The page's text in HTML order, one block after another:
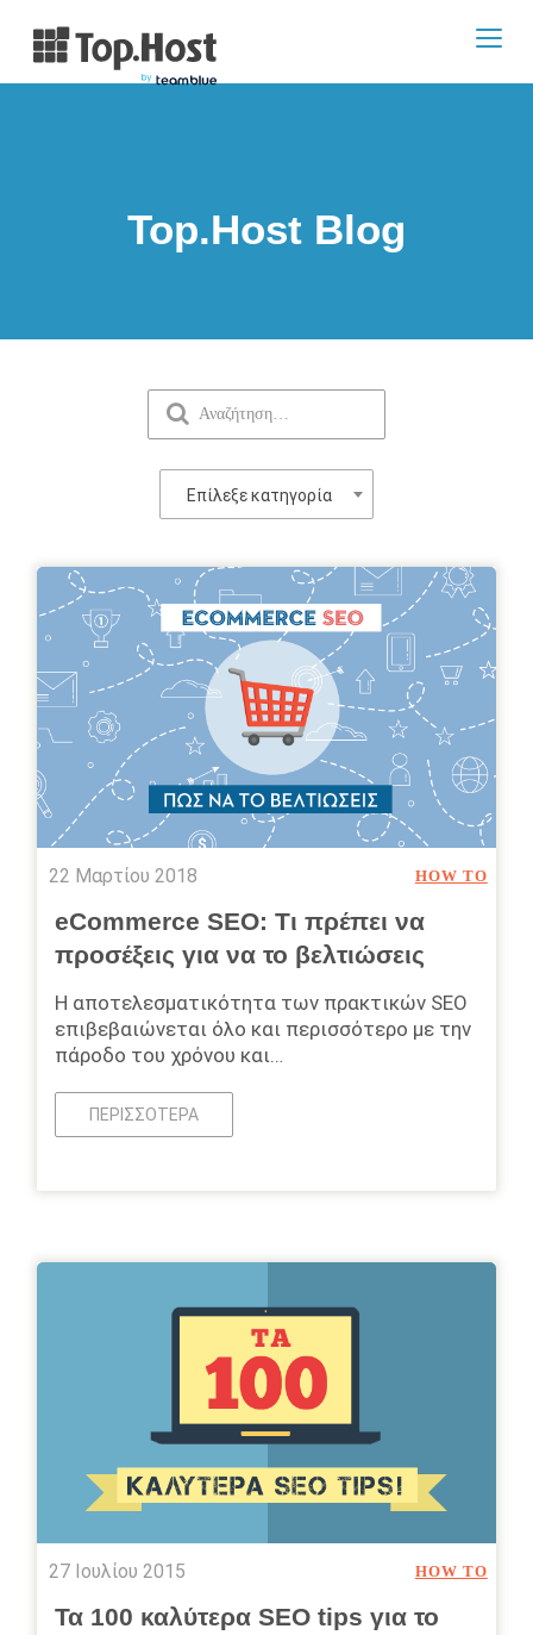
Top.Host Blog
Επίλεξε κατηγορία
22 Μαρτίου 2018 HOW TO
eCommerce SEO: Τι πρέπει να
προσέξεις για να το βελτιώσεις
Η αποτελεσματικότητα των πρακτικών SEO
επιβεβαιώνεται όλο και περισσότερο με την
πάροδο του χρόνου και…
ΠΕΡΙΣΣΌΤΕΡΑ
27 Ιουλίου 2015 HOW TO
Τα 100 καλύτερα SEO tips για το